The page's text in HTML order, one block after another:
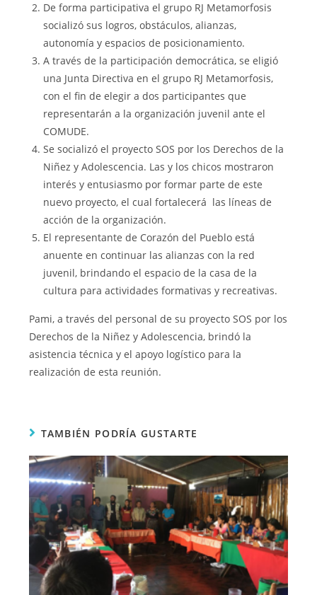
De forma participativa el grupo RJ Metamorfosis
socializó sus logros, obstáculos, alianzas,
autonomía y espacios de posicionamiento.
A través de la participación democrática, se eligió
una Junta Directiva en el grupo RJ Metamorfosis,
con el fin de elegir a dos participantes que
representarán a la organización juvenil ante el
COMUDE.
Se socializó el proyecto SOS por los Derechos de la
Niñez y Adolescencia. Las y los chicos mostraron
interés y entusiasmo por formar parte de este
nuevo proyecto, el cual fortalecerá las líneas de
acción de la organización.
El representante de Corazón del Pueblo está
anuente en continuar las alianzas con la red
juvenil, brindando el espacio de la casa de la
cultura para actividades formativas y recreativas.
Pami, a través del personal de su proyecto SOS por los
Derechos de la Niñez y Adolescencia, brindó la
asistencia técnica y el apoyo logístico para la
realización de esta reunión.
TAMBIÉN PODRÍA GUSTARTE